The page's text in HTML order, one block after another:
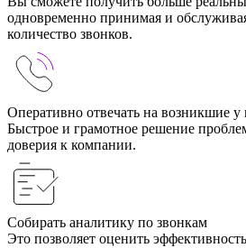
одновременно принимая и
количество звонков.
Оперативно отвечать на возникшие
Быстрое и грамотное решение
доверия к компании.
Собирать аналитику по звонкам
Это позволяет оценить